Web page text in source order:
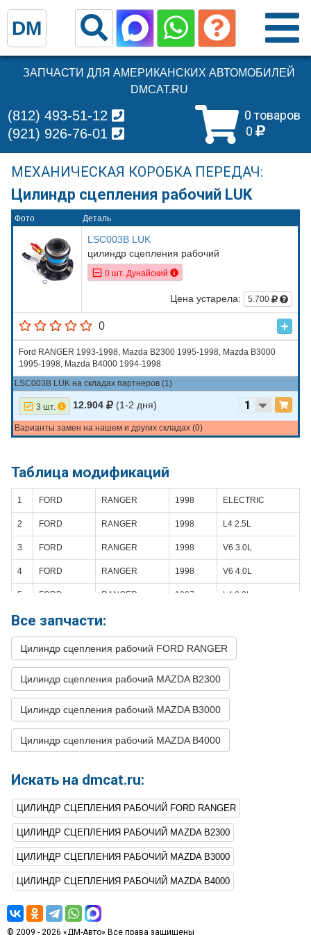
ЗАПЧАСТИ ДЛЯ АМЕРИКАНСКИХ АВТОМОБИЛЕЙ
DMCAT.RU
0 товаров
0
(812) 493-51-12
(921) 926-76-01
МЕХАНИЧЕСКАЯ КОРОБКА ПЕРЕДАЧ:
Цилиндр сцепления рабочий LUK
Фото Деталь
LSC003B LUK
цилиндр сцепления рабочий
0 шт. Дунайский
Цена устарела: 5.700
0
Ford RANGER 1993-1998, Mazda B2300 1995-1998, Mazda B3000
1995-1998, Mazda B4000 1994-1998
LSC003B LUK на складах партнеров (1)
3 шт. 12.904 (1-2 дня)
Варианты замен на нашем и других складах (0)
Таблица модификаций
1 FORD RANGER 1998 ELECTRIC
2 FORD RANGER 1998 L4 2.5L
3 FORD RANGER 1998 V6 3.0L
4 FORD RANGER 1998 V6 4.0L
5 FORD RANGER 1997 L4 2.3L
6 FORD RANGER
8 FORD RANGER 1996 L4 2.3L
9 FORD RANGER 1996 V6 3.0L
10 FORD RANGER 1996
11 FORD RANGER 1995
13 FORD RANGER
14 FORD RANGER 1994 L4 2.3L
15 FORD RANGER 1994 V6 3.0L
16 FORD RANGER 1994 V6 4.0L
17 FORD RANGER 1993 L4 2.3L
Все запчасти:
Цилиндр сцепления рабочий FORD RANGER
Цилиндр сцепления рабочий MAZDA B2300
Цилиндр сцепления рабочий MAZDA B3000
Цилиндр сцепления рабочий MAZDA B4000
Искать на dmcat.ru:
ЦИЛИНДР СЦЕПЛЕНИЯ РАБОЧИЙ FORD RANGER
ЦИЛИНДР СЦЕПЛЕНИЯ РАБОЧИЙ MAZDA B2300
ЦИЛИНДР СЦЕПЛЕНИЯ РАБОЧИЙ MAZDA B3000
ЦИЛИНДР СЦЕПЛЕНИЯ РАБОЧИЙ MAZDA B4000
© 2009 - 2026 «ДМ-Авто» Все права защищены
DM